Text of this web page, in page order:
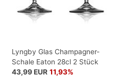
Lyngby Glas Champagner-
Schale Eaton 28cl 2 Stück
43,99 EUR 11,93%